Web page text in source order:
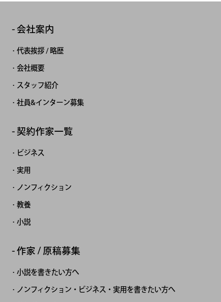
会社案内
代表挨拶 / 略歴
会社概要
スタッフ紹介
社員&インターン募集
契約作家一覧
ビジネス
実用
ノンフィクション
教養
小説
作家 / 原稿募集
小説を書きたい方へ
ノンフィクション・ビジネス・実用を書きたい方へ